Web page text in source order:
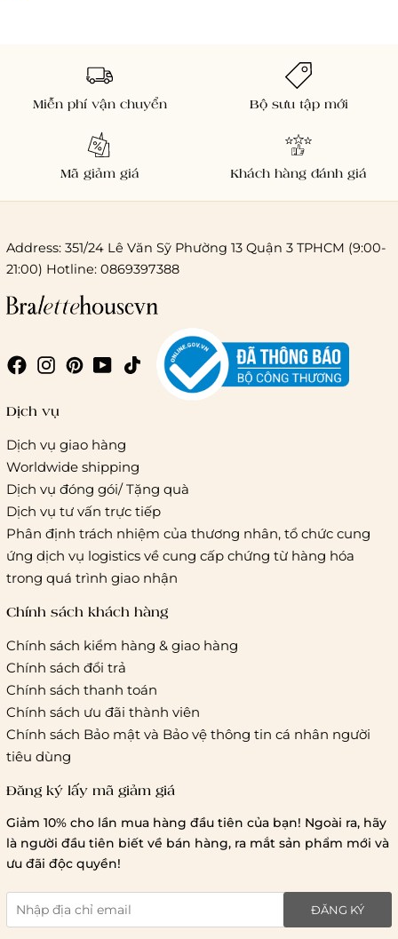
Miễn phí vận chuyển Bộ sưu tập mới
Mã giảm giá Khách hàng đánh giá
Address: 351/24 Lê Văn Sỹ Phường 13 Quận 3 TPHCM (9:00-
21:00) Hotline: 0869397388
Dịch vụ
Dịch vụ giao hàng
Worldwide shipping
Dịch vụ đóng gói/ Tặng quà
Dịch vụ tư vấn trực tiếp
Phân định trách nhiệm của thương nhân, tổ chức cung
ứng dịch vụ logistics về cung cấp chứng từ hàng hóa
trong quá trình giao nhận
Chính sách khách hàng
Chính sách kiểm hàng & giao hàng
Chính sách đổi trả
Chính sách thanh toán
Chính sách ưu đãi thành viên
Chính sách Bảo mật và Bảo vệ thông tin cá nhân người
tiêu dùng
Đăng ký lấy mã giảm giá
Giảm 10% cho lần mua hàng đầu tiên của bạn! Ngoài ra, hãy
là người đầu tiên biết về bán hàng, ra mắt sản phẩm mới và
ưu đãi độc quyền!
ĐĂNG KÝ